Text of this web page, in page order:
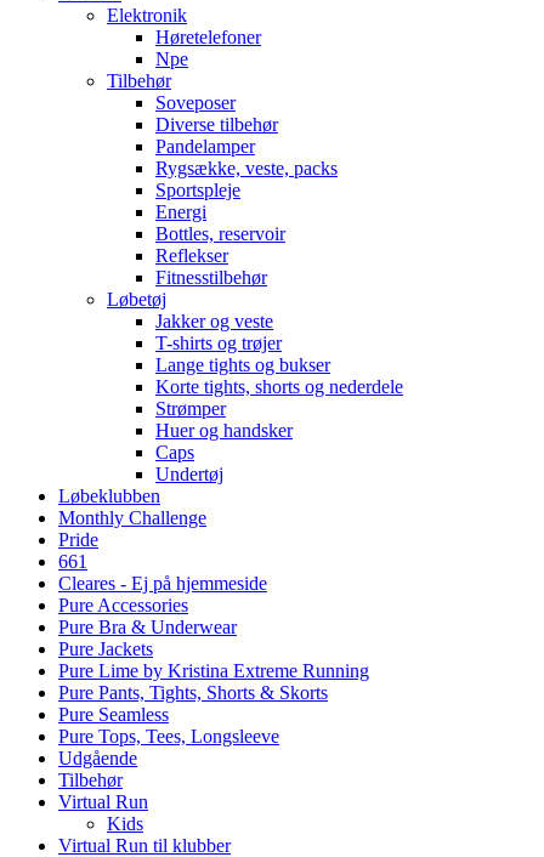
Elektronik
Høretelefoner
Npe
Tilbehør
Soveposer
Diverse tilbehør
Pandelamper
Rygsække, veste, packs
Sportspleje
Energi
Bottles, reservoir
Reflekser
Fitnesstilbehør
Løbetøj
Jakker og veste
T-shirts og trøjer
Lange tights og bukser
Korte tights, shorts og nederdele
Strømper
Huer og handsker
Caps
Undertøj
Løbeklubben
Monthly Challenge
Pride
661
Cleares - Ej på hjemmeside
Pure Accessories
Pure Bra & Underwear
Pure Jackets
Pure Lime by Kristina Extreme Running
Pure Pants, Tights, Shorts & Skorts
Pure Seamless
Pure Tops, Tees, Longsleeve
Udgående
Tilbehør
Virtual Run
Kids
Virtual Run til klubber